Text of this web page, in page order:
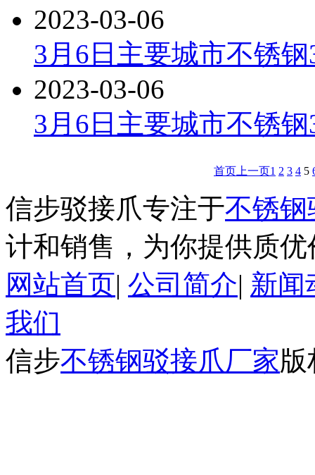
2023-03-06
3月6日主要城市不锈
2023-03-06
3月6日主要城市不锈
首页 上一页1 2 3 4 5
信步驳接爪专注于不锈钢
计和销售，为你提供质
网站首页| 公司简介| 新闻
我们
信步不锈钢驳接爪厂家版